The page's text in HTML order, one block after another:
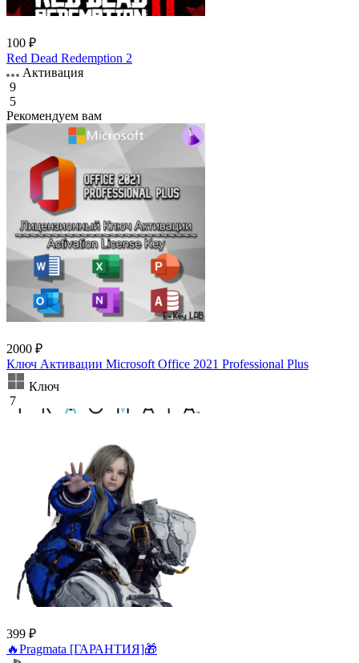
100 ₽
Red Dead Redemption 2
Активация
9
5
Рекомендуем вам
2000 ₽
Ключ Активации Microsoft Office 2021 Professional Plus
Ключ
7
399 ₽
🔥Pragmata [ГАРАНТИЯ]🎁